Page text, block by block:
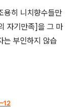
용히 니치향수들만
자기만족]을 그 마
는 부인하지 않습